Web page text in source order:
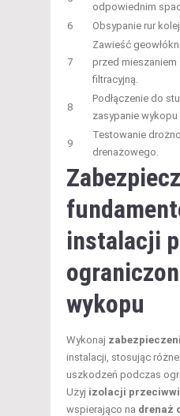
odpowiednim
6
Obsypanie rur
7
Zawieść
przed
filtracyjną.
8
Podłączenie do
zasypanie wykopu
9
Testowanie
drenażowego.
instalacji
wykopu
Wykonaj
instalacji, stosując
uszkodzeń podczas
Użyj izolacji
wspierająco na drenaż